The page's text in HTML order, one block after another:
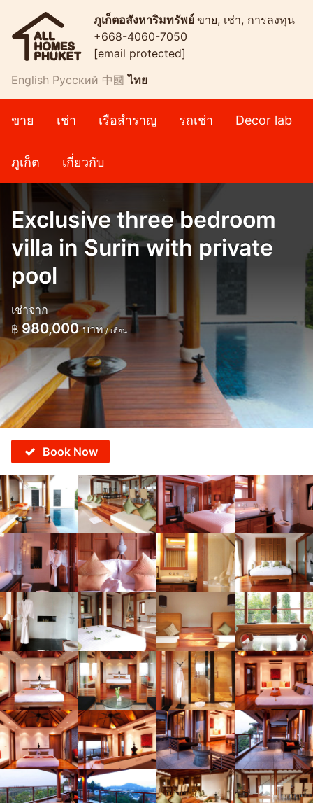
ภูเก็ตอสังหาริมทรัพย์ ขาย, เช่า, การลงทุน
+668-4060-7050
[email protected]
English Русский 中國 ไทย
ขาย เช่า เรือสำราญ รถเช่า Decor lab
ภูเก็ต เกี่ยวกับ
Exclusive three bedroom
villa in Surin with private
pool
เช่าจาก
฿ 980,000บาท/ เดือน
Book Now